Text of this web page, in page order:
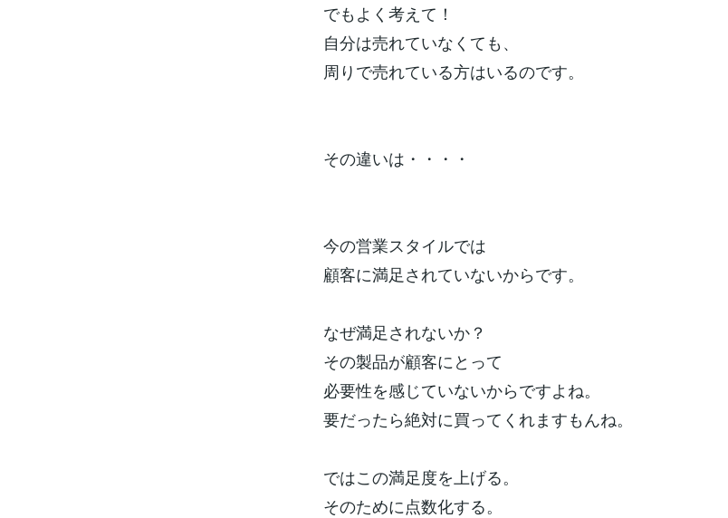
でもよく考えて！
自分は売れていなくても、
周りで売れている方はいるのです。
その違いは・・・・
今の営業スタイルでは
顧客に満足されていないからです。
なぜ満足されないか？
その製品が顧客にとって
必要性を感じていないからですよね。
要だったら絶対に買ってくれますもんね。
ではこの満足度を上げる。
そのために点数化する。